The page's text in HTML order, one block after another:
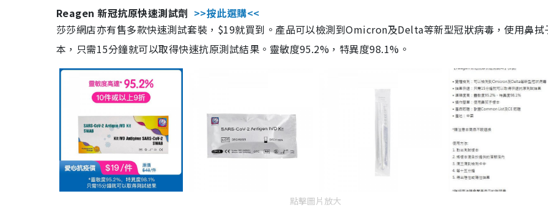
Reagen 新冠抗原快速測試劑 >>按此選購<<
莎莎網店亦有售多款快速測試套裝，$19就買到。產品可以檢測到Omicron及Delta等新型冠狀病毒，使用鼻拭
本，只需15分鐘就可以取得快速抗原測試結果。靈敏度95.2%，特異度98.1%。
點擊圖片放大